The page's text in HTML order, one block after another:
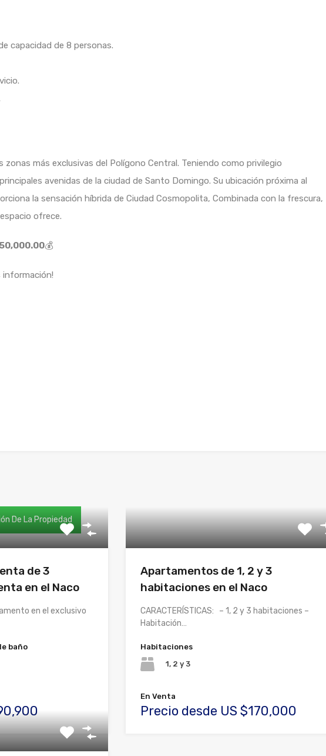
capacidad de 8 personas.
zonas más exclusivas del Polígono Central. Teniendo como privilegio
avenidas de la ciudad de Santo Domingo. Su ubicación próxima al
la sensación híbrida de Ciudad Cosmopolita, Combinada con la frescura,
ofrece.
💰
información!
De La Propiedad
de 3
en el Naco
en el exclusivo
baño
Apartamentos de 1, 2 y 3
habitaciones en el Naco
CARACTERÍSTICAS: – 1, 2 y 3 habitaciones –
Habitación…
Habitaciones
1, 2 y 3
En Venta
Precio desde US $170,000